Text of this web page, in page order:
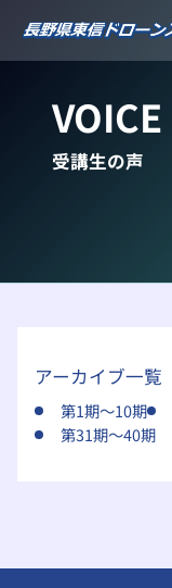
を
VOICE
受講生の声
アーカイブ一覧
第1期～10期
第31期～40期